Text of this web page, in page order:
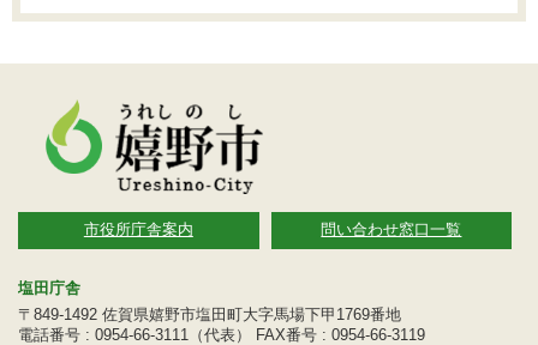
市役所庁舎案内 問い合わせ窓口一覧
塩田庁舎
〒849-1492 佐賀県嬉野市塩田町大字馬場下甲1769番地
電話番号 : 0954-66-3111（代表） FAX番号 : 0954-66-3119